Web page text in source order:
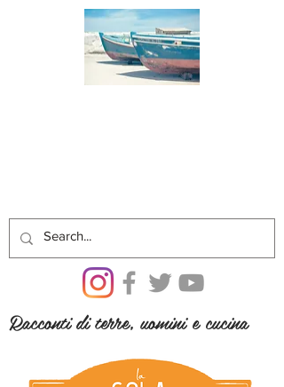
Racconti di terre, uomini e cucina